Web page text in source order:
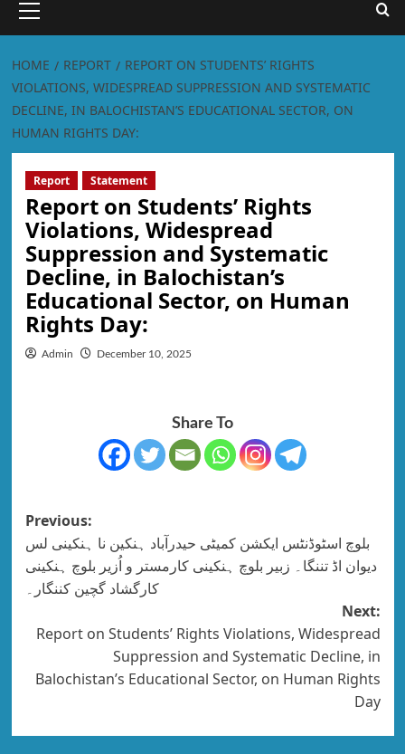
HOME REPORT
REPORT ON STUDENTS’ RIGHTS
VIOLATIONS, WIDESPREAD SUPPRESSION AND SYSTEMATIC
DECLINE, IN BALOCHISTAN’S EDUCATIONAL SECTOR, ON
HUMAN RIGHTS DAY:
Report Statement
Report on Students’ Rights
Violations, Widespread
Suppression and Systematic
Decline, in Balochistan’s
Educational Sector, on Human
Rights Day:
Admin December 10, 2025
Share To
Previous:
بلوچ اسٹوڈنٹس ایکشن کمیٹی حیدرآباد ہنکین نا ہنکینی لس
دیوان اڈ تننگا۔ زبیر بلوچ ہنکینی کارمستر و اُزیر بلوچ ہنکینی
کارگشاد گچین کننگار۔
Next:
Report on Students’ Rights Violations, Widespread
Suppression and Systematic Decline, in
Balochistan’s Educational Sector, on Human Rights
Day